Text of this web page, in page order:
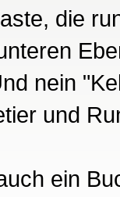
die
nein
und
ein